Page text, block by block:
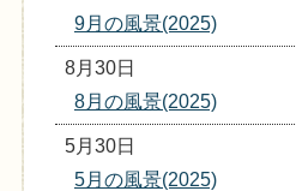
9月の風景(2025)
8月30日
8月の風景(2025)
5月30日
5月の風景(2025)